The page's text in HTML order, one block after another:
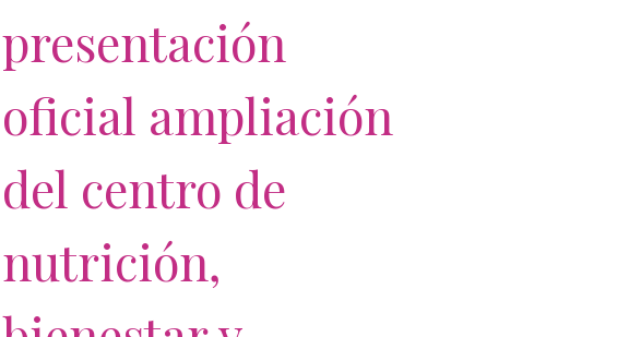
presentación
oficial ampliación
del centro de
nutrición,